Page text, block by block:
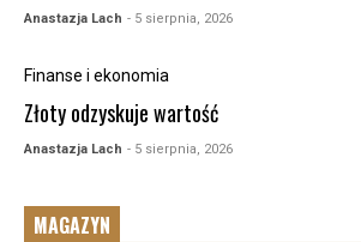
Anastazja Lach - 5 sierpnia, 2026
Finanse i ekonomia
Złoty odzyskuje wartość
Anastazja Lach - 5 sierpnia, 2026
MAGAZYN